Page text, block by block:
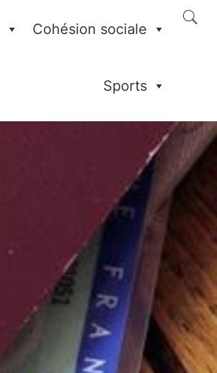
Cohésion sociale
Sports